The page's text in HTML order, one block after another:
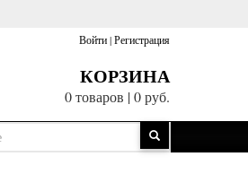
Войти|Регистрация
КОРЗИНА
0 товаров |0 руб.